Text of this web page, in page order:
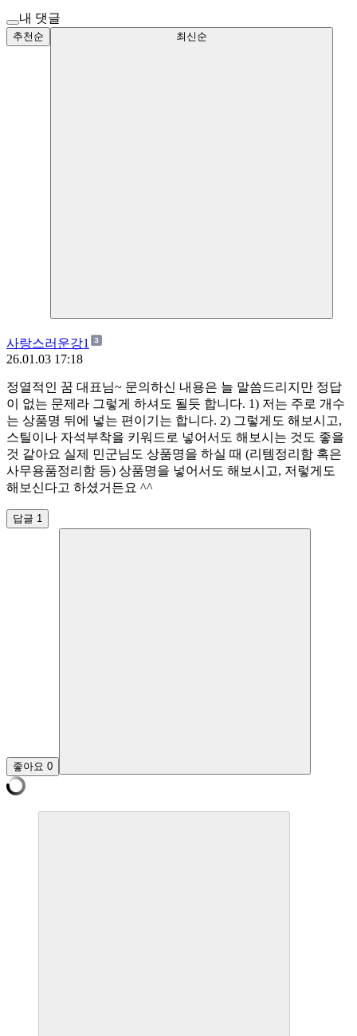
내 댓글
추천순 최신순
사랑스러운강1
26.01.03 17:18
정열적인 꿈 대표님~ 문의하신 내용은 늘 말씀드리지만 정답
이 없는 문제라 그렇게 하셔도 될듯 합니다. 1) 저는 주로 개수
는 상품명 뒤에 넣는 편이기는 합니다. 2) 그렇게도 해보시고,
스틸이나 자석부착을 키워드로 넣어서도 해보시는 것도 좋을
것 같아요 실제 민군님도 상품명을 하실 때 (리템정리함 혹은
사무용품정리함 등) 상품명을 넣어서도 해보시고, 저렇게도
해보신다고 하셨거든요 ^^
답글 1
좋아요 0